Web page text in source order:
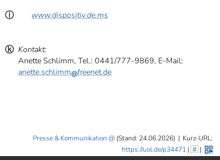
ⓘ www.dispositiv.de.ms
ⓚ Kontakt:
Anette Schlimm, Tel.: 0441/777-9869, E-Mail:
anette.schlimm
freenet.de
Presse & Kommunikation (Stand: 24.06.2026) | Kurz-URL:
https://uol.de/p34471 | # |